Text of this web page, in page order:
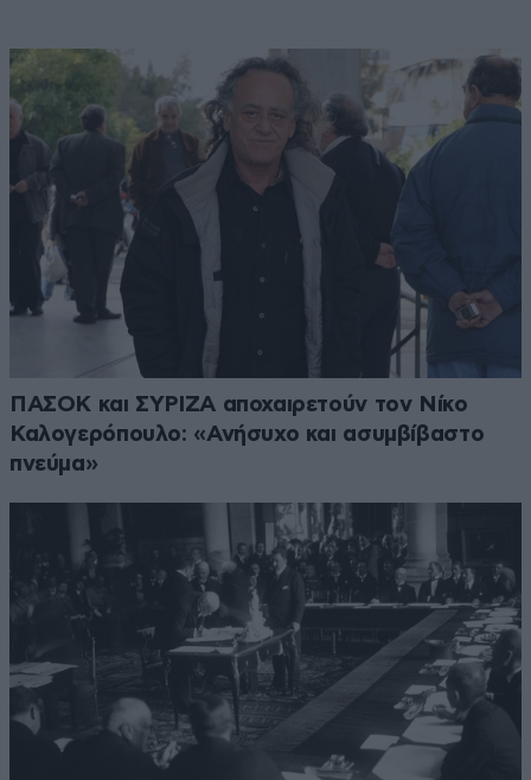
ΠΑΣΟΚ και ΣΥΡΙΖΑ αποχαιρετούν τον Νίκο
Καλογερόπουλο: «Ανήσυχο και ασυμβίβαστο
πνεύμα»